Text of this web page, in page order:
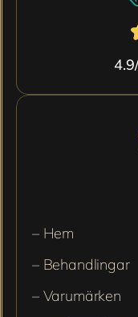
– Hem
– Behandlingar
– Varumärken